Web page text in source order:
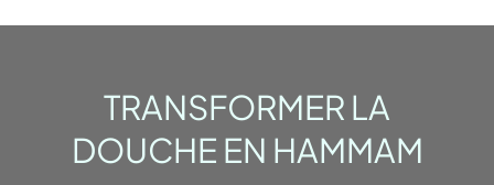
TRANSFORMER LA
DOUCHE EN HAMMAM